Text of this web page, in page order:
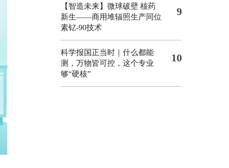
【智造未来】微球破壁 核药
新生——商用堆辐照生产同位
素钇-90技术
9
科学报国正当时｜什么都能
测，万物皆可控，这个专业
够“硬核”
10